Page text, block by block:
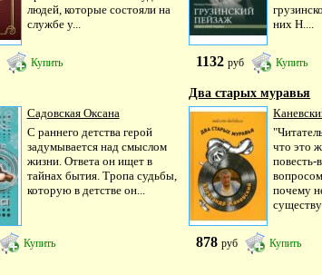
людей, которые состояли на
службе у...
Купить
них Н....
1132руб Купить
Садовская Оксана
С раннего детства герой
задумывается над смыслом
жизни. Ответа он ищет в
тайнах бытия. Тропа судьбы,
которую в детстве он...
Купить
Два старых муравья
что это
повесть-
почему
878руб Купить